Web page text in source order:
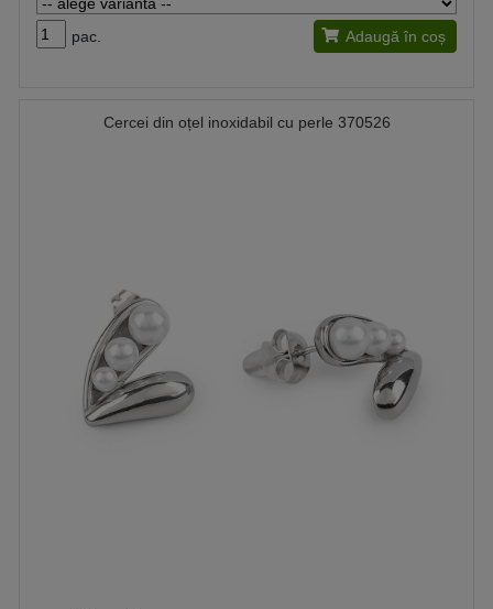
pac. Adaugă în coș
Cercei din oțel inoxidabil cu perle 370526